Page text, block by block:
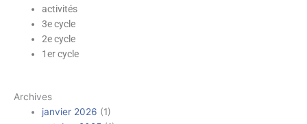
activités
3e cycle
2e cycle
1er cycle
Archives
janvier 2026 (1)